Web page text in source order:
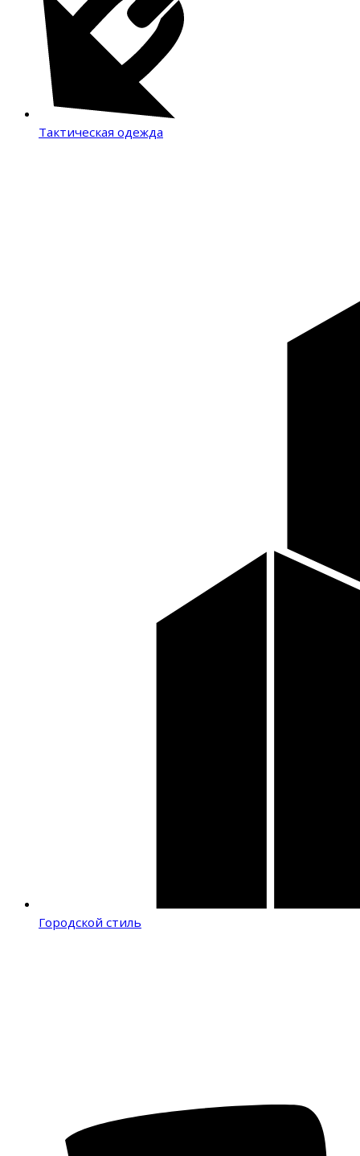
Тактическая одежда
Городской стиль